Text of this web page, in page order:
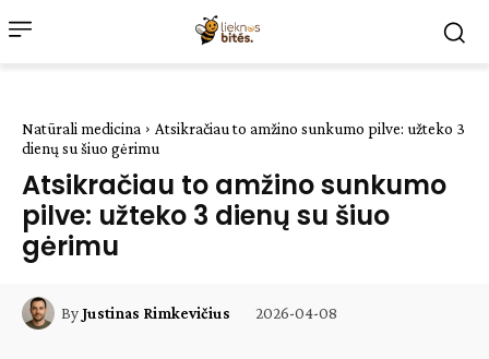
Natūrali medicina
Atsikračiau to amžino sunkumo pilve: užteko 3
dienų su šiuo gėrimu
Atsikračiau to amžino sunkumo
pilve: užteko 3 dienų su šiuo
gėrimu
ByJustinas Rimkevičius 2026-04-08